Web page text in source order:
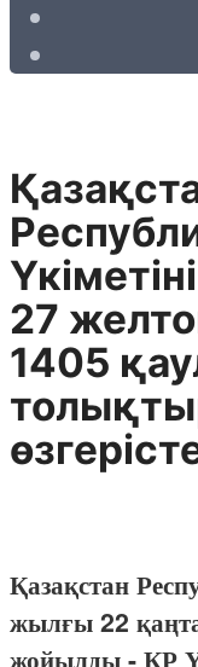
27
1405
Қазақстан
жылғы 22
жойылды - ҚР